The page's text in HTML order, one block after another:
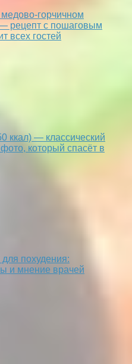
горчичном
рецепт с пошаговым
всех гостей
ккал) — классический
который спасёт в
похудения:
и мнение врачей